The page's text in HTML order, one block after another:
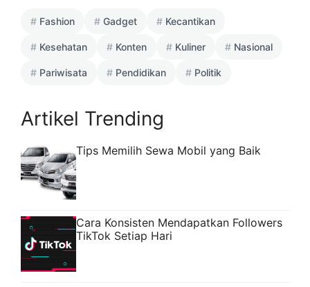
Fashion Gadget Kecantikan
Kesehatan Konten Kuliner Nasional
Pariwisata Pendidikan Politik
Artikel Trending
Tips Memilih Sewa Mobil yang Baik
Cara Konsisten Mendapatkan Followers
TikTok Setiap Hari